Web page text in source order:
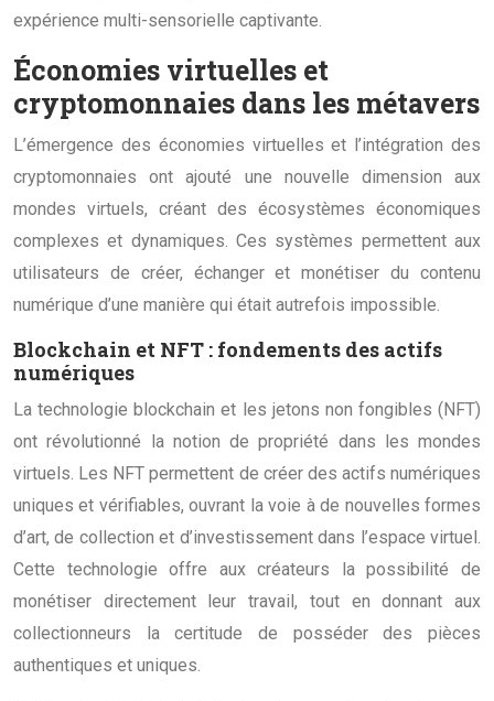
expérience multi-sensorielle captivante.
Économies virtuelles et
cryptomonnaies dans les métavers
L’émergence des économies virtuelles et l’intégration des
cryptomonnaies ont ajouté une nouvelle dimension aux
mondes virtuels, créant des écosystèmes économiques
complexes et dynamiques. Ces systèmes permettent aux
utilisateurs de créer, échanger et monétiser du contenu
numérique d’une manière qui était autrefois impossible.
Blockchain et NFT : fondements des actifs
numériques
La technologie blockchain et les jetons non fongibles (NFT)
ont révolutionné la notion de propriété dans les mondes
virtuels. Les NFT permettent de créer des actifs numériques
uniques et vérifiables, ouvrant la voie à de nouvelles formes
d’art, de collection et d’investissement dans l’espace virtuel.
Cette technologie offre aux créateurs la possibilité de
monétiser directement leur travail, tout en donnant aux
collectionneurs la certitude de posséder des pièces
authentiques et uniques.